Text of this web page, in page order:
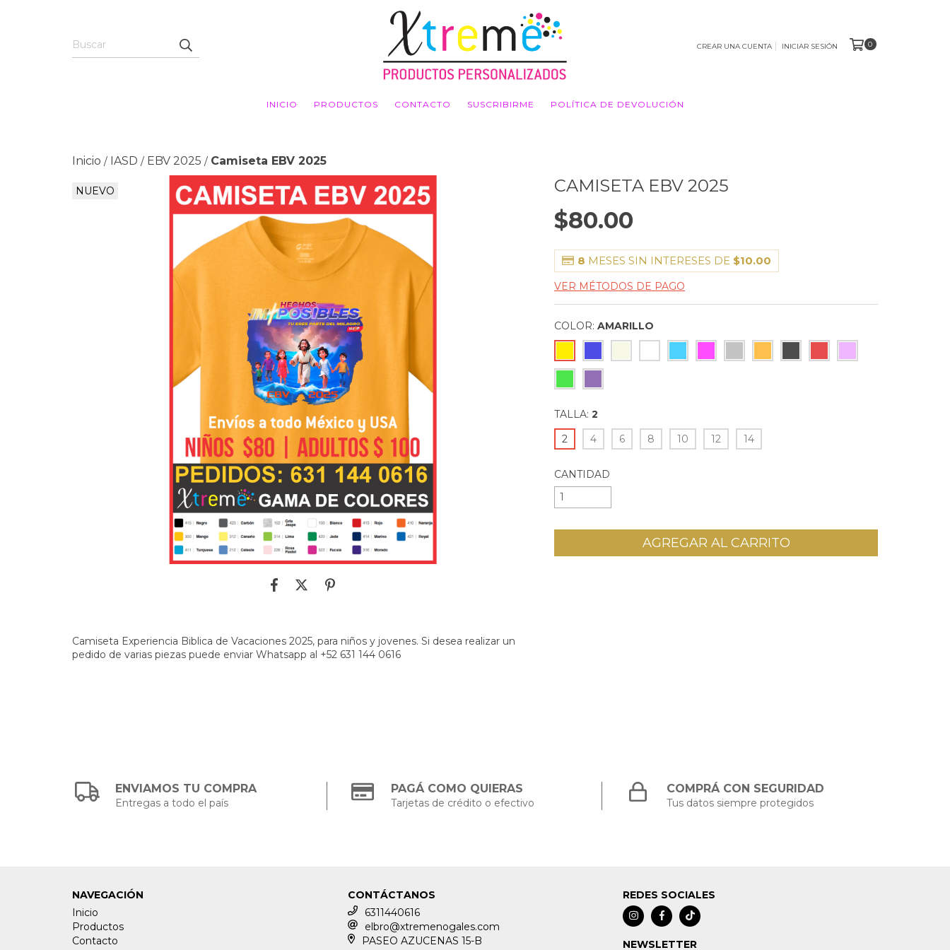
CREAR UNA CUENTA INICIAR SESIÓN 0
INICIO PRODUCTOS CONTACTO SUSCRIBIRME POLÍTICA DE DEVOLUCIÓN
Inicio / IASD / EBV 2025 / Camiseta EBV 2025
NUEVO
Camiseta Experiencia Biblica de Vacaciones 2025, para niños y jovenes. Si desea realizar un
pedido de varias piezas puede enviar Whatsapp al +52 631 144 0616
CAMISETA EBV 2025
$80.00
8 MESES SIN INTERESES DE $10.00
VER MÉTODOS DE PAGO
COLOR: AMARILLO
TALLA: 2
2
4 6 8 10 12 14
CANTIDAD
ENVIAMOS TU COMPRA
Entregas a todo el país
PAGÁ COMO QUIERAS
Tarjetas de crédito o efectivo
COMPRÁ CON SEGURIDAD
Tus datos siempre protegidos
NAVEGACIÓN
Inicio
Productos
Contacto
CONTÁCTANOS
6311440616
elbro@xtremenogales.com
PASEO AZUCENAS 15-B
REDES SOCIALES
NEWSLETTER